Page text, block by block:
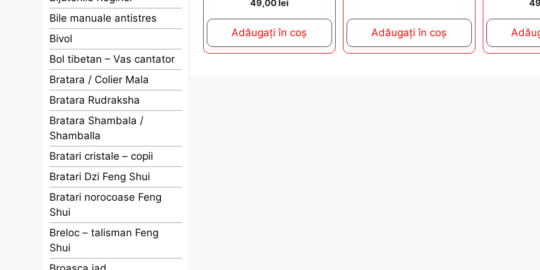
o
o
5
49,00lei
Adăugați în coș Adăugați în coș
o
o
5
Bile manuale antistres
Bivol
Bol tibetan – Vas cantator
Bratara / Colier Mala
Bratara Rudraksha
Bratara Shambala /
Shamballa
Bratari cristale – copii
Bratari Dzi Feng Shui
Bratari norocoase Feng
Shui
Breloc – talisman Feng
Shui